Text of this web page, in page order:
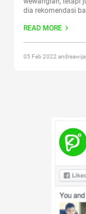
dia rekomendasi
“7 Rekomendasi
READ MORE
05 Feb 2022